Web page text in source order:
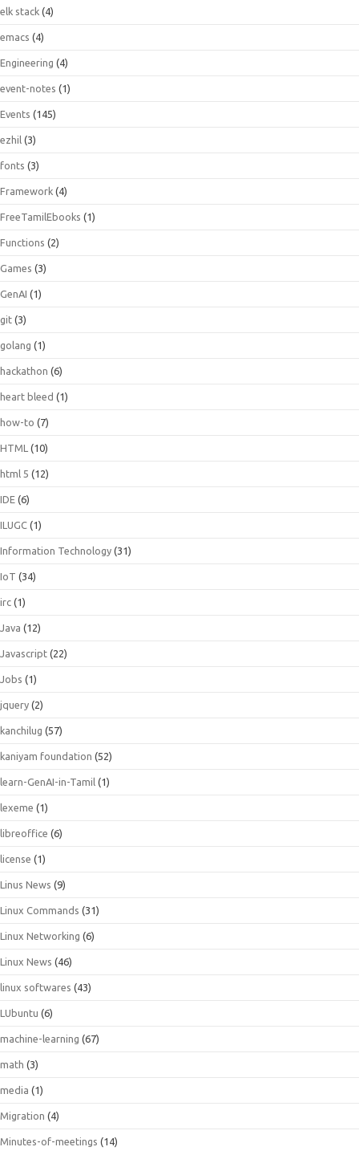
elk stack (4)
emacs (4)
Engineering (4)
event-notes (1)
Events (145)
ezhil (3)
fonts (3)
Framework (4)
FreeTamilEbooks (1)
Functions (2)
Games (3)
GenAI (1)
git (3)
golang (1)
hackathon (6)
heart bleed (1)
how-to (7)
HTML (10)
html 5 (12)
IDE (6)
ILUGC (1)
Information Technology (31)
IoT (34)
irc (1)
Java (12)
Javascript (22)
Jobs (1)
jquery (2)
kanchilug (57)
kaniyam foundation (52)
learn-GenAI-in-Tamil (1)
lexeme (1)
libreoffice (6)
license (1)
Linus News (9)
Linux Commands (31)
Linux Networking (6)
Linux News (46)
linux softwares (43)
LUbuntu (6)
machine-learning (67)
math (3)
media (1)
Migration (4)
Minutes-of-meetings (14)